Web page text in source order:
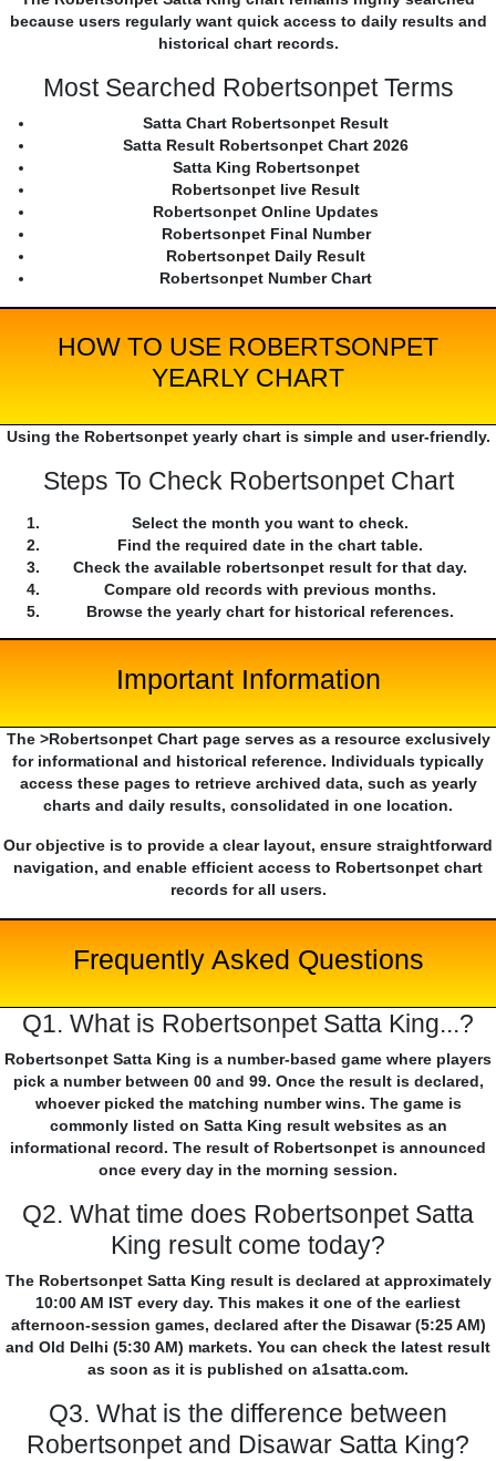
because users regularly want quick access to daily results and
historical chart records.
Most Searched Robertsonpet Terms
Satta Chart Robertsonpet Result
Satta Result Robertsonpet Chart 2026
Satta King Robertsonpet
Robertsonpet live Result
Robertsonpet Online Updates
Robertsonpet Final Number
Robertsonpet Daily Result
Robertsonpet Number Chart
HOW TO USE ROBERTSONPET
YEARLY CHART
Using the Robertsonpet yearly chart is simple and user-friendly.
Steps To Check Robertsonpet Chart
Select the month you want to check.
Find the required date in the chart table.
Check the available robertsonpet result for that day.
Compare old records with previous months.
Browse the yearly chart for historical references.
Important Information
The >Robertsonpet Chart page serves as a resource exclusively
for informational and historical reference. Individuals typically
access these pages to retrieve archived data, such as yearly
charts and daily results, consolidated in one location.
Our objective is to provide a clear layout, ensure straightforward
navigation, and enable efficient access to Robertsonpet chart
records for all users.
Frequently Asked Questions
Q1. What is Robertsonpet Satta King...?
Robertsonpet Satta King is a number-based game where players
pick a number between 00 and 99. Once the result is declared,
whoever picked the matching number wins. The game is
commonly listed on Satta King result websites as an
informational record. The result of Robertsonpet is announced
once every day in the morning session.
Q2. What time does Robertsonpet Satta
King result come today?
The Robertsonpet Satta King result is declared at approximately
10:00 AM IST every day. This makes it one of the earliest
afternoon-session games, declared after the Disawar (5:25 AM)
and Old Delhi (5:30 AM) markets. You can check the latest result
as soon as it is published on a1satta.com.
Q3. What is the difference between
Robertsonpet and Disawar Satta King?